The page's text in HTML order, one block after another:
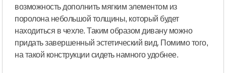
возможность дополнить мягким элементом из
поролона небольшой толщины, который будет
находиться в чехле. Таким образом дивану можно
придать завершенный эстетический вид. Помимо того,
на такой конструкции сидеть намного удобнее.